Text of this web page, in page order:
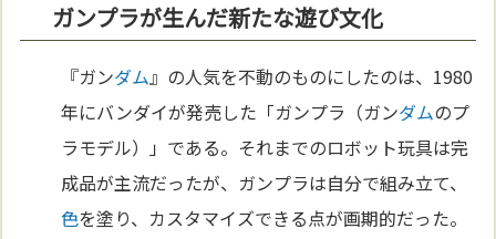
ガンプラが生んだ新たな遊び文化
『ガンダム』の人気を不動のものにしたのは、1980
年にバンダイが発売した「ガンプラ（ガンダムのプ
ラモデル）」である。それまでのロボット玩具は完
成品が主流だったが、ガンプラは自分で組み立て、
色を塗り、カスタマイズできる点が画期的だった。